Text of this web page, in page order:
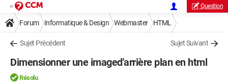
Question
Forum Informatique & Design Webmaster HTML
Sujet Précédent Sujet Suivant
Dimensionner une imaged'arrière plan en html
Résolu